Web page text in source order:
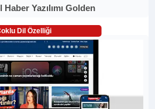
Yazılımı Golden
Dil Özelliği